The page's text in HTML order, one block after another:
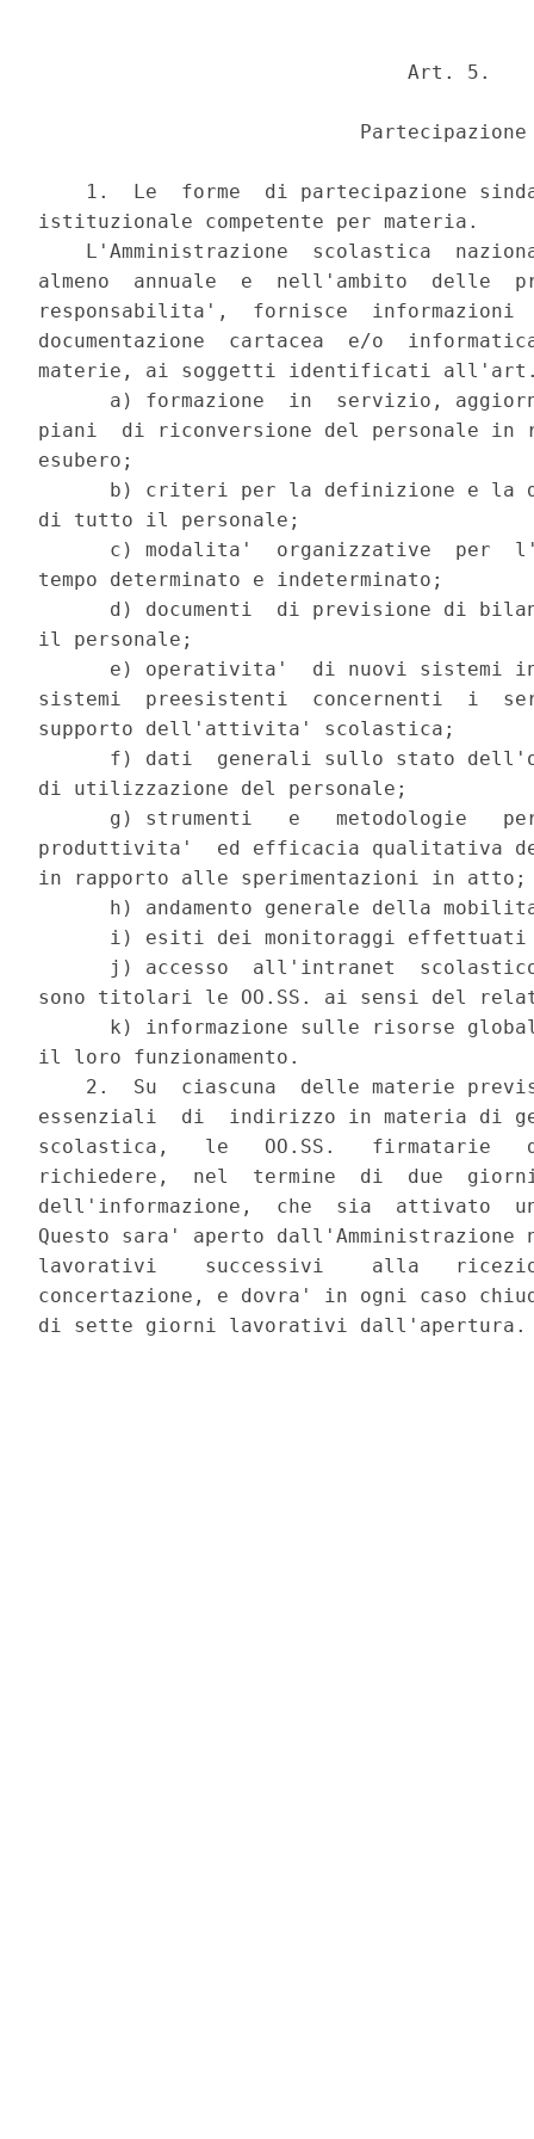
                               Art. 5.
                           Partecipazione
1.  Le  forme  di partecipazione
istituzionale competente per materia.
L'Amministrazione  scolastica
almeno  annuale  e  nell'ambito  delle
responsabilita',  fornisce
documentazione  cartacea  e/o
materie, ai soggetti identificati
a) formazione  in  servizio,
piani  di riconversione del personale
esubero;
b) criteri per la definizione e la
di tutto il personale;
c) modalita'  organizzative  per
tempo determinato e indeterminato;
d) documenti  di previsione di
il personale;
e) operativita'  di nuovi sistemi
sistemi  preesistenti  concernenti  i
supporto dell'attivita' scolastica;
f) dati  generali sullo stato
di utilizzazione del personale;
g) strumenti   e   metodologie
produttivita'  ed efficacia qualitativa
in rapporto alle sperimentazioni in atto;
h) andamento generale della
i) esiti dei monitoraggi
j) accesso  all'intranet
sono titolari le OO.SS. ai sensi del
k) informazione sulle risorse
il loro funzionamento.
2.  Su  ciascuna  delle materie
essenziali  di  indirizzo in materia di
scolastica,   le   OO.SS.   firmatarie
richiedere,  nel  termine  di  due
dell'informazione,  che  sia  attivato
Questo sara' aperto
lavorativi    successivi    alla
concertazione, e dovra' in ogni caso